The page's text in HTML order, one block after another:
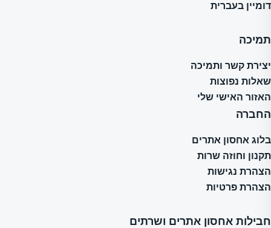
דומיין בעברית
תמיכה
יצירת קשר ותמיכה
שאלות נפוצות
האזור האישי שלי
החברה
בלוג אחסון אתרים
תקנון וחוזה שרות
הצהרת נגישות
הצהרת פרטיות
חבילות אחסון אתרים ושרתים